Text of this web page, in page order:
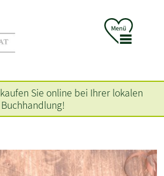
kaufen Sie online bei Ihrer lokalen
Buchhandlung!